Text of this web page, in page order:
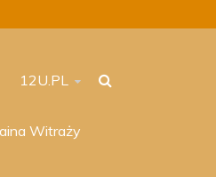
12U.PL
Witraży